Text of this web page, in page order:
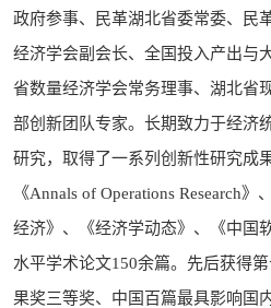
政府参事、民革湖北省委常委、民
经济学会副会长、全国投入产出与
省数量经济学会常务理事、湖北省
部创新团队专家。长期致力于经济
研究，取得了一系列创新性研究成
《Annals of Operations Research》
经济》、《经济学动态》、《中国
水平学术论文150余篇。先后获得
果奖三等奖、中国百篇最具影响国